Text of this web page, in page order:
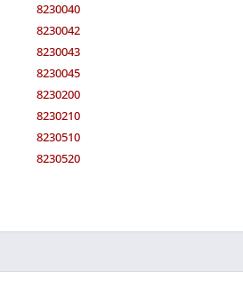
8230040
8230042
8230043
8230045
8230200
8230210
8230510
8230520